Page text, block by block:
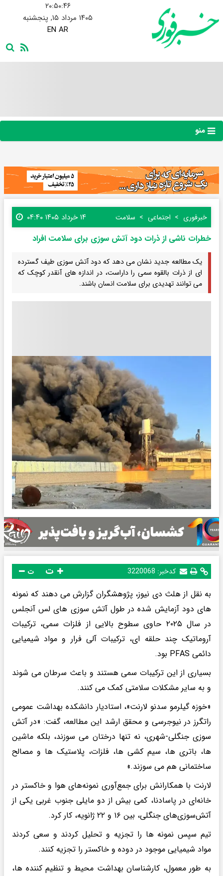
۲۰:۵۰:۴۷
۱۴۰۵ مرداد ۱۵, پنجشنبه
EN AR
منو
خبرفوری اجتماعی سلامت ۱۴ خرداد ۱۴۰۵ ۰۴:۴۰
خطرات ناشی از ذرات دود آتش سوزی برای سلامت افراد
یک مطالعه جدید نشان می دهد که دود آتش سوزی طیف گسترده
ای از ذرات بالقوه سمی را داراست، در اندازه های آنقدر کوچک که
می توانند تهدیدی برای سلامت انسان باشند.
کدخبر: 3220068 ت
به نقل از هلث دی نیوز، پژوهشگران گزارش می دهند که نمونه
های دود آزمایش شده در طول آتش سوزی های لس آنجلس
در سال ۲۰۲۵ حاوی سطوح بالایی از فلزات سمی، ترکیبات
آروماتیک چند حلقه ای، ترکیبات آلی فرار و مواد شیمیایی
دائمی PFAS بود.
بسیاری از این ترکیبات سمی هستند و باعث سرطان می شوند
و به سایر مشکلات سلامتی کمک می کنند.
«خوزه گیلرمو سدنو لارنت»، استادیار دانشکده بهداشت عمومی
راتگرز در نیوجرسی و محقق ارشد این مطالعه، گفت: «در آتش
سوزی جنگلی-شهری، نه تنها درختان می سوزند، بلکه ماشین
ها، باتری ها، سیم کشی ها، فلزات، پلاستیک ها و مصالح
ساختمانی هم می سوزند.»
لارنت با همکارانش برای جمع‌آوری نمونه‌های هوا و خاکستر در
خانه‌ای در پاسادنا، کمی بیش از دو مایلی جنوب غربی یکی از
آتش‌سوزی‌های جنگلی، بین ۱۶ و ۲۲ ژانویه، کار کرد.
تیم سپس نمونه ها را تجزیه و تحلیل کردند و سعی کردند
مواد شیمیایی موجود در دوده و خاکستر را تجزیه کنند.
به طور معمول، کارشناسان بهداشت محیط و تنظیم کننده ها،